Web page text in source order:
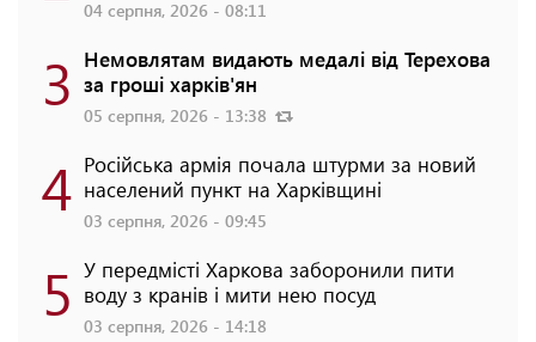
04 серпня, 2026 - 08:11
3 Немовлятам видають медалі від Терехова
за гроші харків'ян
05 серпня, 2026 - 13:38
4 Російська армія почала штурми за новий
населений пункт на Харківщині
03 серпня, 2026 - 09:45
5 У передмісті Харкова заборонили пити
воду з кранів і мити нею посуд
03 серпня, 2026 - 14:18